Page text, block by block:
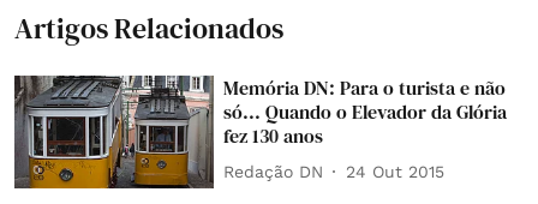
Artigos Relacionados
Memória DN: Para o turista e não
só... Quando o Elevador da Glória
fez 130 anos
Redação DN 24 Out 2015